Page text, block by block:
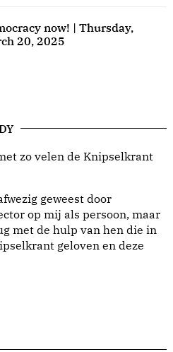
now! | Thursday,
20, 2025
zo velen de Knipselkrant
geweest door
op mij als persoon, maar
met de hulp van hen die in
geloven en deze